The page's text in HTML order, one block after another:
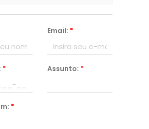
Email: *
* Assunto: *
*